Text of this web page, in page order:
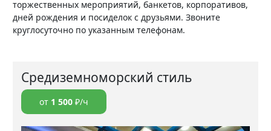
торжественных мероприятий, банкетов, корпоративов,
дней рождения и посиделок с друзьями. Звоните
круглосуточно по указанным телефонам.
Средиземноморский стиль
от 1 500 ₽/ч